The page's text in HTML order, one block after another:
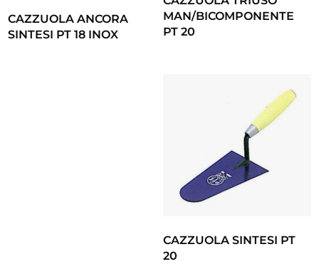
CAZZUOLA ANCORA
SINTESI PT 18 INOX
MAN/BICOMPONENTE
PT 20
CAZZUOLA SINTESI PT
20